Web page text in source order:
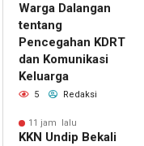
Warga Dalangan
tentang
Pencegahan KDRT
dan Komunikasi
Keluarga
5 Redaksi
11 jam lalu
KKN Undip Bekali